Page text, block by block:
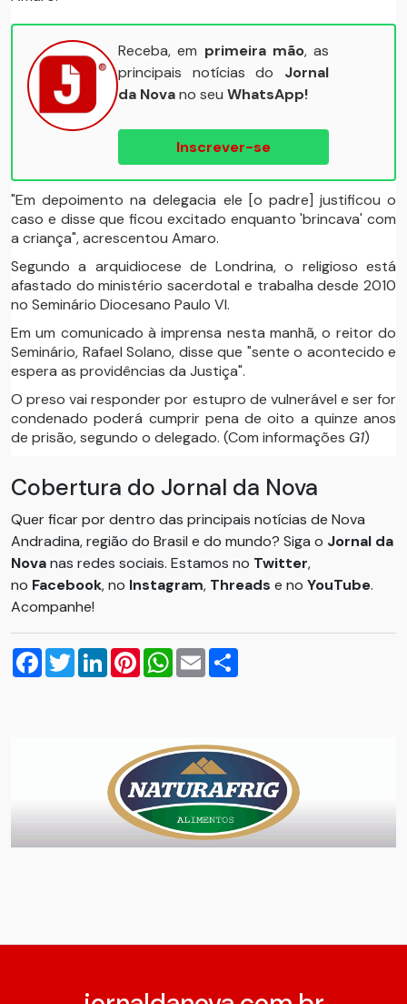
Receba, em primeira mão, as
principais notícias do Jornal
da Novano seu WhatsApp!
Inscrever-se
"Em depoimento na delegacia ele [o padre] justificou o
caso e disse que ficou excitado enquanto 'brincava' com
a criança", acrescentou Amaro.
Segundo a arquidiocese de Londrina, o religioso está
afastado do ministério sacerdotal e trabalha desde 2010
no Seminário Diocesano Paulo VI.
Em um comunicado à imprensa nesta manhã, o reitor do
Seminário, Rafael Solano, disse que "sente o acontecido e
espera as providências da Justiça".
O preso vai responder por estupro de vulnerável e ser for
condenado poderá cumprir pena de oito a quinze anos
de prisão, segundo o delegado. (Com informações G1)
Cobertura do Jornal da Nova
Quer ficar por dentro das principais notícias de Nova
Andradina, região do Brasil e do mundo? Siga o Jornal da
Novanas redes sociais. Estamos no Twitter,
no Facebook, no Instagram, Threads e no YouTube.
Acompanhe!
Facebook
TwitterLinkedInPinterestWhatsApp
Email